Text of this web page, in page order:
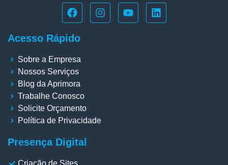
Acesso Rápido
Sobre a Empresa
Nossos Serviços
Blog da Aprimora
Trabalhe Conosco
Solicite Orçamento
Política de Privacidade
Presença Digital
Criação de Sites